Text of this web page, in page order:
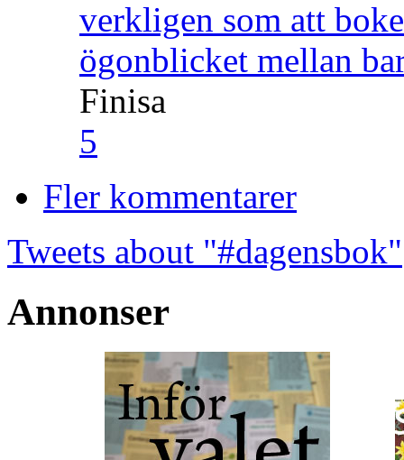
verkligen som att
ögonblicket mellan
Finisa
5
Fler kommentarer
Tweets about "#dagensbok"
Annonser